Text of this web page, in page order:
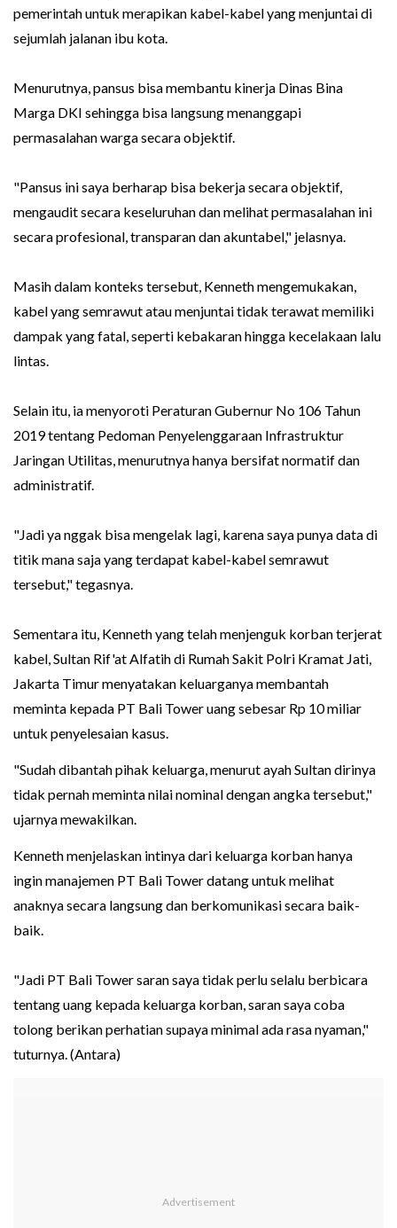
pemerintah untuk merapikan kabel-kabel yang menjuntai di
sejumlah jalanan ibu kota.
Menurutnya, pansus bisa membantu kinerja Dinas Bina
Marga DKI sehingga bisa langsung menanggapi
permasalahan warga secara objektif.
"Pansus ini saya berharap bisa bekerja secara objektif,
mengaudit secara keseluruhan dan melihat permasalahan ini
secara profesional, transparan dan akuntabel," jelasnya.
Masih dalam konteks tersebut, Kenneth mengemukakan,
kabel yang semrawut atau menjuntai tidak terawat memiliki
dampak yang fatal, seperti kebakaran hingga kecelakaan lalu
lintas.
Selain itu, ia menyoroti Peraturan Gubernur No 106 Tahun
2019 tentang Pedoman Penyelenggaraan Infrastruktur
Jaringan Utilitas, menurutnya hanya bersifat normatif dan
administratif.
"Jadi ya nggak bisa mengelak lagi, karena saya punya data di
titik mana saja yang terdapat kabel-kabel semrawut
tersebut," tegasnya.
Sementara itu, Kenneth yang telah menjenguk korban terjerat
kabel, Sultan Rif'at Alfatih di Rumah Sakit Polri Kramat Jati,
Jakarta Timur menyatakan keluarganya membantah
meminta kepada PT Bali Tower uang sebesar Rp 10 miliar
untuk penyelesaian kasus.
"Sudah dibantah pihak keluarga, menurut ayah Sultan dirinya
tidak pernah meminta nilai nominal dengan angka tersebut,"
ujarnya mewakilkan.
Kenneth menjelaskan intinya dari keluarga korban hanya
ingin manajemen PT Bali Tower datang untuk melihat
anaknya secara langsung dan berkomunikasi secara baik-
baik.
"Jadi PT Bali Tower saran saya tidak perlu selalu berbicara
tentang uang kepada keluarga korban, saran saya coba
tolong berikan perhatian supaya minimal ada rasa nyaman,"
tuturnya. (Antara)